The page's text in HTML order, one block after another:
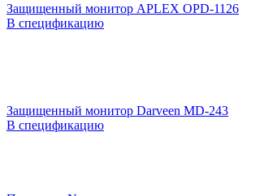
Защищенный монитор APLEX OPD-1126
В спецификацию
Защищенный монитор Darveen MD-243
В спецификацию